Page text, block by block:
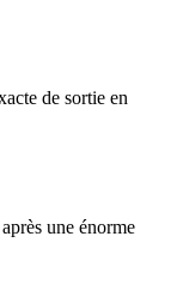
de sortie en
une énorme